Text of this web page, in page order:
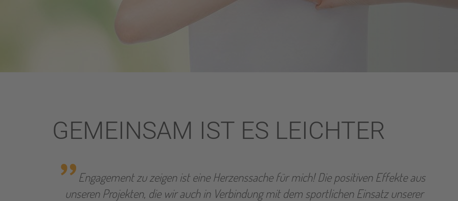
GEMEINSAM IST ES LEICHTER
Engagement zu zeigen ist eine Herzenssache für mich! Die positiven Effekte aus
unseren Projekten, die wir auch in Verbindung mit dem sportlichen Einsatz unserer